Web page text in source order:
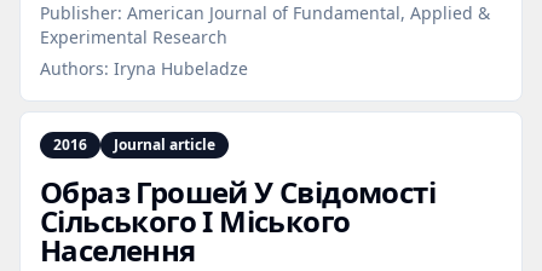
Publisher: American Journal of Fundamental, Applied &
Experimental Research
Authors: Iryna Hubeladze
2016 Journal article
Образ Грошей У Свідомості
Сільського І Міського
Населення